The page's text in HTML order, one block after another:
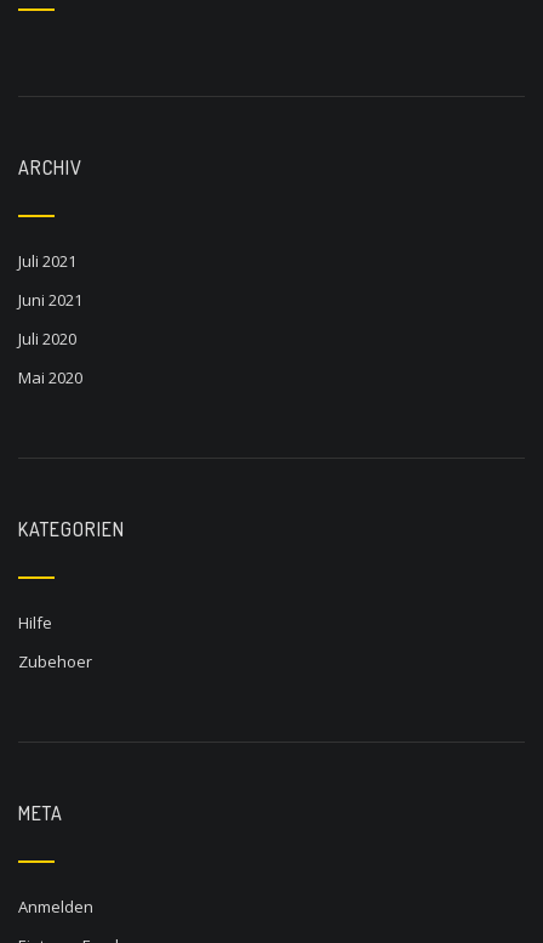
ARCHIV
Juli 2021
Juni 2021
Juli 2020
Mai 2020
KATEGORIEN
Hilfe
Zubehoer
META
Anmelden